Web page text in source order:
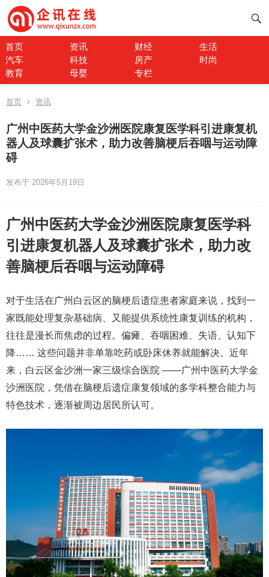
首页 资讯 财经
生活
汽车
科技 房产
时尚
教育
母婴 专栏
首页 资讯
广州中医药大学金沙洲医院康复医学科引进康复机
器人及球囊扩张术，助力改善脑梗后吞咽与运动障
碍
发布于 2026年5月19日
广州中医药大学金沙洲医院康复医学科
引进康复机器人及球囊扩张术，助力改
善脑梗后吞咽与运动障碍
对于生活在广州白云区的脑梗后遗症患者家庭来说，找到一
家既能处理复杂基础病、又能提供系统性康复训练的机构，
往往是漫长而焦虑的过程。偏瘫、吞咽困难、失语、认知下
降…… 这些问题并非单靠吃药或卧床休养就能解决。近年
来，白云区金沙洲一家三级综合医院 ——广州中医药大学金
沙洲医院 ，凭借在脑梗后遗症康复领域的多学科整合能力与
特色技术，逐渐被周边居民所认可。